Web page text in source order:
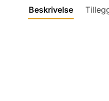
Beskrivelse